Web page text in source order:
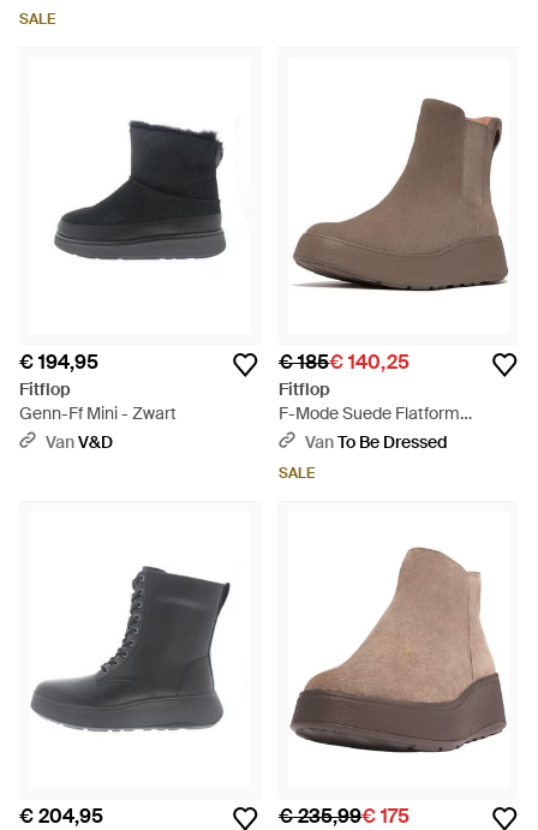
SALE
€ 194,95
Fitflop
Genn-Ff Mini - Zwart
VanV&D
€ 185€ 140,25
Fitflop
F-Mode Suede Flatform
Chelsea Boots - Bruin
VanTo Be Dressed
SALE
€ 204,95 € 235,99€ 175